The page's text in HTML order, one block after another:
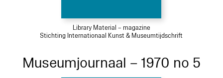
Library Material – magazine
Stichting Internationaal Kunst & Museumtijdschrift
Museumjournaal – 1970 no 5